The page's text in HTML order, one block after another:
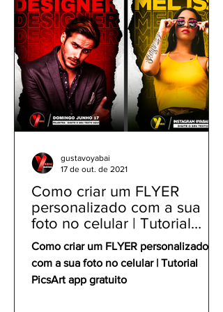
Como criar um FLYER
personalizado com a sua
foto no celular | Tutorial
PicsArt app gratuito
Como criar um FLYER personalizado
com a sua foto no celular | Tutorial
PicsArt app gratuito
gustavoyabai
17 de out. de 2021